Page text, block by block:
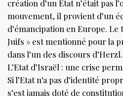
création d’un Etat n’était pas
mouvement, il provient d’un
d’émancipation en Europe. Le
Juifs » est mentionné pour la
dans l’un des discours d’Herzl.
L’Etat d’Israël : une crise
Si l’Etat n’a pas d’identité
s’est jamais doté de